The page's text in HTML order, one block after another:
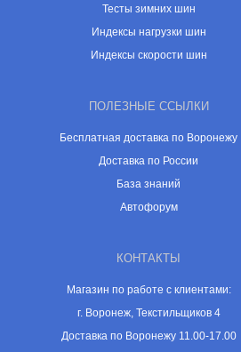
Тесты зимних шин
Индексы нагрузки шин
Индексы скорости шин
ПОЛЕЗНЫЕ ССЫЛКИ
Бесплатная доставка по Воронежу
Доставка по России
База знаний
Автофорум
КОНТАКТЫ
Магазин по работе с клиентами:
г. Воронеж, Текстильщиков 4
Доставка по Воронежу 11.00-17.00